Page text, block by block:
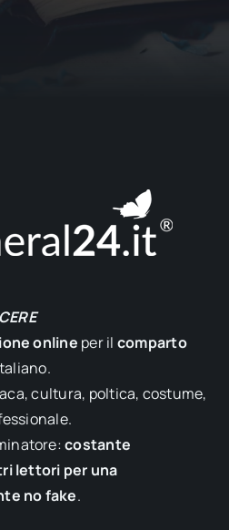
online per il comparto
cultura, poltica, costume,
costante
lettori per una
no fake.